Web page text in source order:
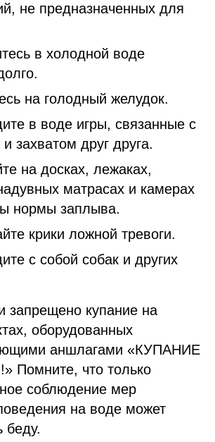
не предназначенных для
в холодной воде
на голодный желудок.
в воде игры, связанные с
захватом друг друга.
на досках, лежаках,
матрасах и камерах
нормы заплыва.
крики ложной тревоги.
с собой собак и других
запрещено купание на
оборудованных
аншлагами «КУПАНИЕ
что только
соблюдение мер
на воде может
беду.